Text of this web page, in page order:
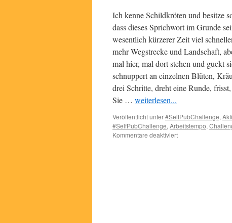
Ich kenne Schildkröten und besitze
dass dieses Sprichwort im Grunde
wesentlich kürzerer Zeit viel
mehr Wegstrecke und Landschaft,
mal hier, mal dort stehen und guckt
schnuppert an einzelnen Blüten,
drei Schritte, dreht eine Runde,
Sie … weiterlesen...
Veröffentlicht unter#SelfPubChallenge,
#SelfPubChallenge, Arbeitstempo,
Kommentare deaktiviertfür